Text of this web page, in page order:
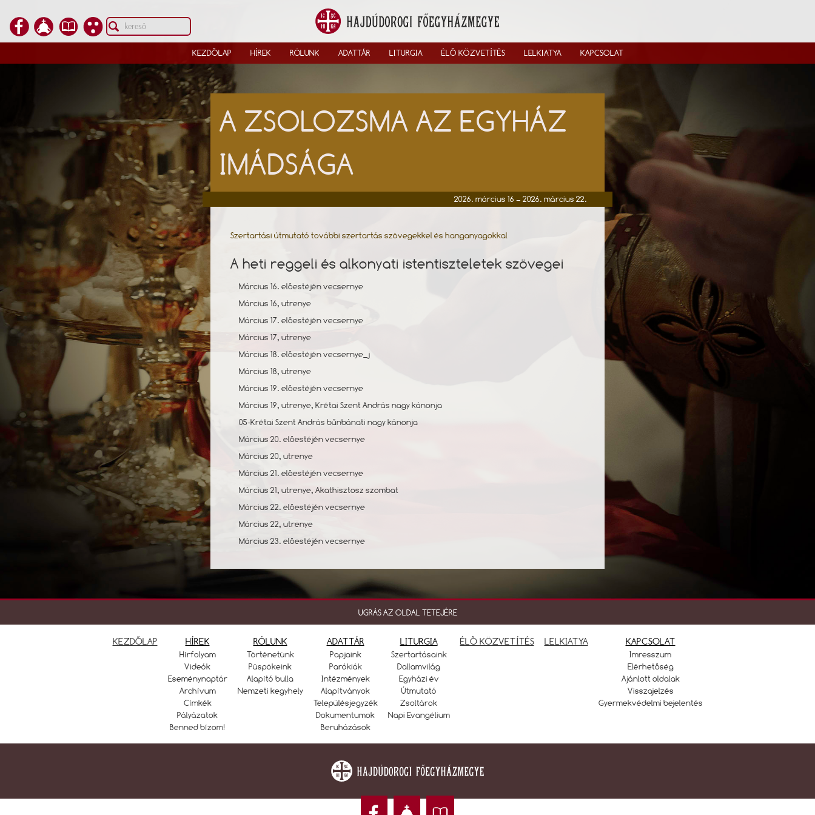
KEZDŐLAP HÍREK RÓLUNK ADATTÁR LITURGIA ÉLŐ KÖZVETÍTÉS LELKIATYA KAPCSOLAT
A ZSOLOZSMA AZ EGYHÁZ
IMÁDSÁGA
2026. március 16 – 2026. március 22.
Szertartási útmutató további szertartás szövegekkel és hanganyagokkal
A heti reggeli és alkonyati istentiszteletek szövegei
Március 16. előestéjén vecsernye
Március 16, utrenye
Március 17. előestéjén vecsernye
Március 17, utrenye
Március 18. előestéjén vecsernye_j
Március 18, utrenye
Március 19. előestéjén vecsernye
Március 19, utrenye, Krétai Szent András nagy kánonja
05-Krétai Szent András bűnbánati nagy kánonja
Március 20. előestéjén vecsernye
Március 20, utrenye
Március 21. előestéjén vecsernye
Március 21, utrenye, Akathisztosz szombat
Március 22. előestéjén vecsernye
Március 22, utrenye
Március 23. előestéjén vecsernye
UGRÁS AZ OLDAL TETEJÉRE
KEZDŐLAP HÍREK
Hírfolyam
Videók
Eseménynaptár
Archívum
Címkék
Pályázatok
Benned bízom!
RÓLUNK
Történetünk
Püspökeink
Alapító bulla
Nemzeti kegyhely
ADATTÁR
Papjaink
Parókiák
Intézmények
Alapítványok
Településjegyzék
Dokumentumok
Beruházások
LITURGIA
Szertartásaink
Dallamvilág
Egyházi év
Útmutató
Zsoltárok
Napi Evangélium
ÉLŐ KÖZVETÍTÉS LELKIATYA KAPCSOLAT
Imresszum
Elérhetőség
Ajánlott oldalak
Visszajelzés
Gyermekvédelmi bejelentés